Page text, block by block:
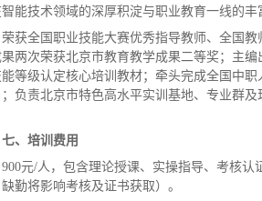
能技术领域的深厚积淀与职业教育一线的
荣获全国职业技能大赛优秀指导教师、全国
两次荣获北京市教育教学成果二等奖；主
等级认定核心培训教材；牵头完成全国中
负责北京市特色高水平实训基地、专业群
七、培训费用
900元/人，包含理论授课、实操指导、考核
勤将影响考核及证书获取）。